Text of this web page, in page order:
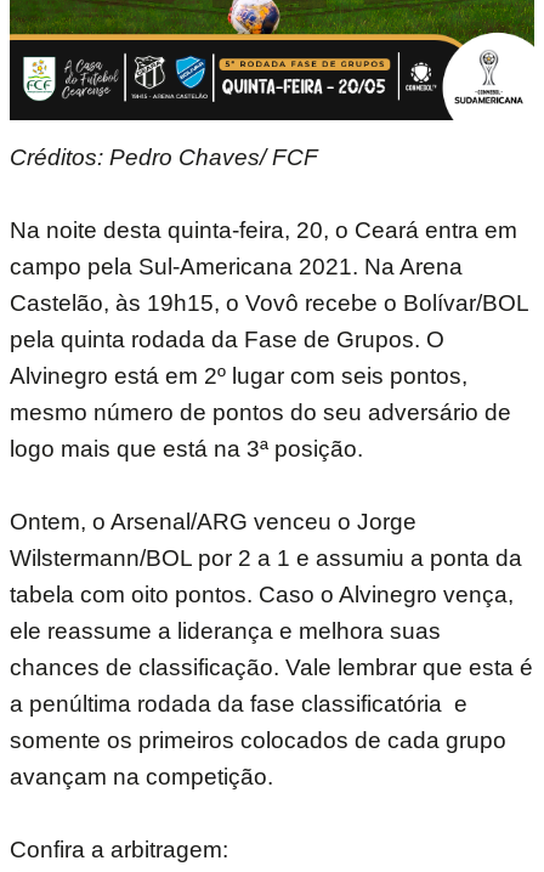
Créditos: Pedro Chaves/ FCF
Na noite desta quinta-feira, 20, o Ceará entra em
campo pela Sul-Americana 2021. Na Arena
Castelão, às 19h15, o Vovô recebe o Bolívar/BOL
pela quinta rodada da Fase de Grupos. O
Alvinegro está em 2º lugar com seis pontos,
mesmo número de pontos do seu adversário de
logo mais que está na 3ª posição.
Ontem, o Arsenal/ARG venceu o Jorge
Wilstermann/BOL por 2 a 1 e assumiu a ponta da
tabela com oito pontos. Caso o Alvinegro vença,
ele reassume a liderança e melhora suas
chances de classificação. Vale lembrar que esta é
a penúltima rodada da fase classificatória e
somente os primeiros colocados de cada grupo
avançam na competição.
Confira a arbitragem: